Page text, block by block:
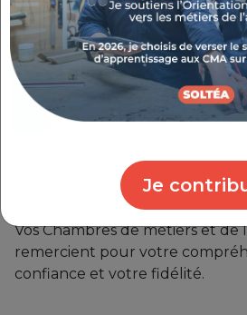
Je
téléchargement/achat.
Cette carte ne permet plus
immatriculation aux Registres
Le réseau des CMA travaille
entreprises artisanales et de
d’offres privilégiées.
Vos Chambres de métiers et de
remercient pour votre
confiance et votre fidélité.